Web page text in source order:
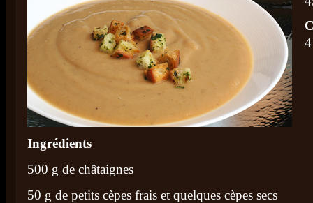
Ingrédients
500 g de châtaignes
50 g de petits cèpes frais et quelques cèpes secs